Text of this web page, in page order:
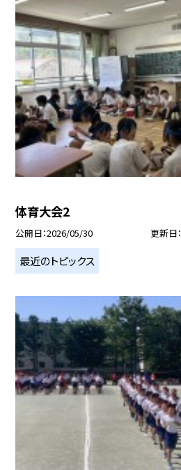
体育大会2
公開日 2026/05/30 更新日
最近のトピックス